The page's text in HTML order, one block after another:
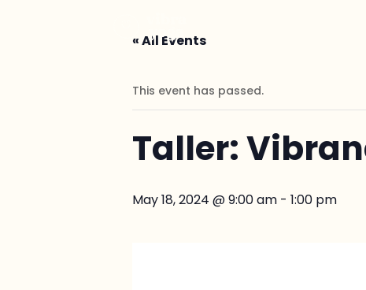
« All Events
This event has passed.
Taller:
May 18, 2024 @ 9:00 am - 1:00 pm